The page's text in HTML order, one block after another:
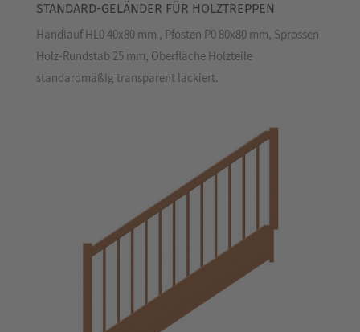
STANDARD-GELÄNDER FÜR HOLZTREPPEN
Handlauf HL0 40x80 mm , Pfosten P0 80x80 mm, Sprossen
Holz-Rundstab 25 mm, Oberfläche Holzteile
standardmäßig transparent lackiert.